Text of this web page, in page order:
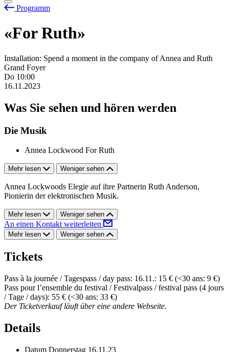
Programm
«For Ruth»
Installation: Spend a moment in the company of Annea and Ruth
Grand Foyer
Do 10:00
16.11.2023
Was Sie sehen und hören werden
Die Musik
Annea Lockwood For Ruth
Mehr lesen Weniger sehen
Annea Lockwoods Elegie auf ihre Partnerin Ruth Anderson,
Pionierin der elektronischen Musik.
Mehr lesen Weniger sehen
An einen Kontakt weiterleiten
Mehr lesen Weniger sehen
Tickets
Pass à la journée / Tagespass / day pass: 16.11.: 15 € (<30 ans: 9 €)
Pass pour l’ensemble du festival / Festivalpass / festival pass (4 jours
/ Tage / days): 55 € (<30 ans: 33 €)
Der Ticketverkauf läuft über eine andere Webseite.
Details
Datum Donnerstag 16.11.23